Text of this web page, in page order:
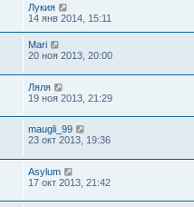
Лукия
14 янв 2014, 15:11
Mari
20 ноя 2013, 20:00
Ляля
19 ноя 2013, 21:29
maugli_99
23 окт 2013, 19:36
Asylum
17 окт 2013, 21:42